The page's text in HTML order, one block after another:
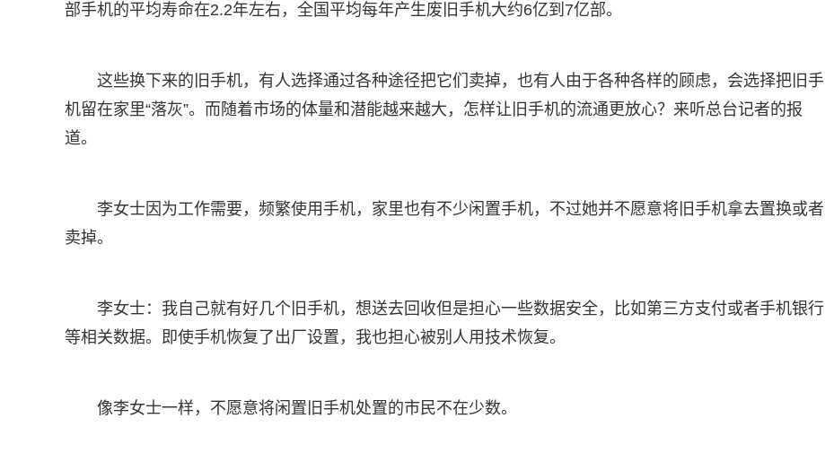
部手机的平均寿命在2.2年左右，全国平均每年产生废旧手机大约6亿到7亿部。
这些换下来的旧手机，有人选择通过各种途径把它们卖掉，也有人由于各种各样的顾虑，会选择把旧手
机留在家里“落灰”。而随着市场的体量和潜能越来越大，怎样让旧手机的流通更放心？来听总台记者的报
道。
李女士因为工作需要，频繁使用手机，家里也有不少闲置手机，不过她并不愿意将旧手机拿去置换或者
卖掉。
李女士：我自己就有好几个旧手机，想送去回收但是担心一些数据安全，比如第三方支付或者手机银行
等相关数据。即使手机恢复了出厂设置，我也担心被别人用技术恢复。
像李女士一样，不愿意将闲置旧手机处置的市民不在少数。